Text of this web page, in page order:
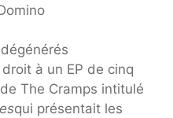
à un EP de cinq
The Cramps intitulé
qui présentait les